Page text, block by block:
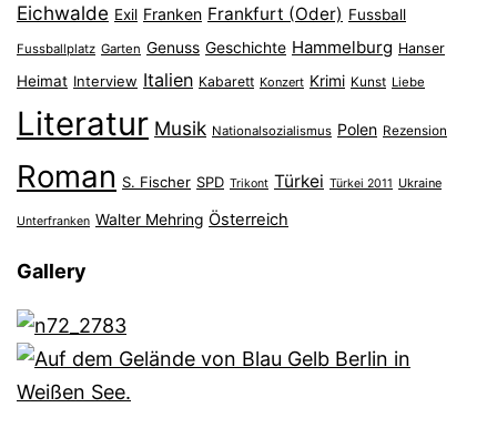
Eichwalde Exil Franken Frankfurt (Oder) Fussball
Fussballplatz Garten Genuss Geschichte Hammelburg Hanser
Heimat Interview Italien Kabarett Konzert Krimi Kunst Liebe
Literatur Musik Nationalsozialismus Polen Rezension
Roman S. Fischer SPD Trikont Türkei Türkei 2011 Ukraine
Unterfranken Walter Mehring Österreich
Gallery